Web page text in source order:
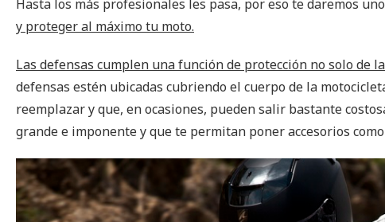
Hasta los más profesionales les pasa, por eso te daremos
y proteger al máximo tu moto.
Las defensas cumplen una función de protección no solo de
defensas estén ubicadas cubriendo el cuerpo de la
reemplazar y que, en ocasiones, pueden salir bastante
grande e imponente y que te permitan poner accesorios